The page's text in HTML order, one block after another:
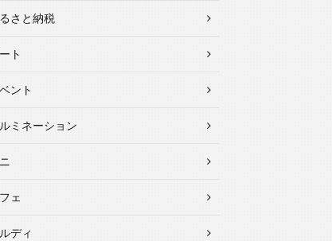
さと納税
ト
ント
ミネーション
ェ
ディ